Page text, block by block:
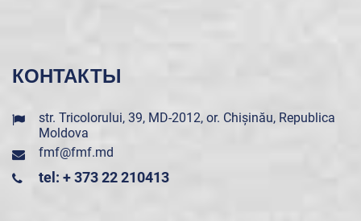
КОНТАКТЫ
str. Tricolorului, 39, MD-2012, or. Chișinău, Republica
Moldova
fmf@fmf.md
tel: + 373 22 210413